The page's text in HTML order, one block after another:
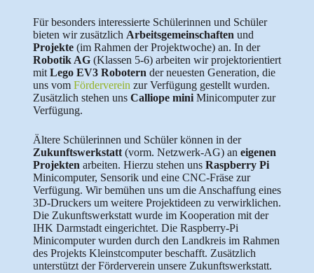
Für besonders interessierte Schülerinnen und Schüler
bieten wir zusätzlich Arbeitsgemeinschaften und
Projekte(im Rahmen der Projektwoche) an. In der
Robotik AG(Klassen 5-6) arbeiten wir projektorientiert
mit Lego EV3 Robotern der neuesten Generation, die
uns vom Förderverein zur Verfügung gestellt wurden.
Zusätzlich stehen uns Calliope miniMinicomputer zur
Verfügung.
Ältere Schülerinnen und Schüler können in der
Zukunftswerkstatt (vorm. Netzwerk-AG) an eigenen
Projekten arbeiten. Hierzu stehen uns Raspberry Pi
Minicomputer, Sensorik und eine CNC-Fräse zur
Verfügung. Wir bemühen uns um die Anschaffung eines
3D-Druckers um weitere Projektideen zu verwirklichen.
Die Zukunftswerkstatt wurde im Kooperation mit der
IHK Darmstadt eingerichtet. Die Raspberry-Pi
Minicomputer wurden durch den Landkreis im Rahmen
des Projekts Kleinstcomputer beschafft. Zusätzlich
unterstützt der Förderverein unsere Zukunftswerkstatt.